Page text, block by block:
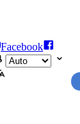
Facebook